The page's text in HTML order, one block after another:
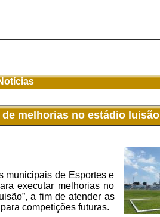
melhorias no estádio luisão
municipais de Esportes e
executar melhorias no
a fim de atender as
competições futuras.